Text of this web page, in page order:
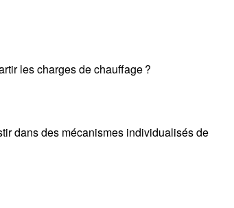
les charges de chauffage ?
dans des mécanismes individualisés de